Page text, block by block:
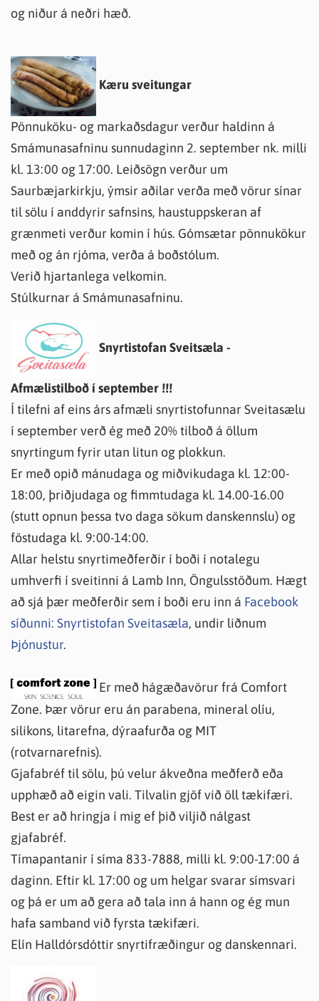
og niður á neðri hæð.
Kæru sveitungar
Pönnuköku- og markaðsdagur verður haldinn á
Smámunasafninu sunnudaginn 2. september nk. milli
kl. 13:00 og 17:00. Leiðsögn verður um
Saurbæjarkirkju, ýmsir aðilar verða með vörur sínar
til sölu í anddyrir safnsins, haustuppskeran af
grænmeti verður komin í hús. Gómsætar pönnukökur
með og án rjóma, verða á boðstólum.
Verið hjartanlega velkomin.
Stúlkurnar á Smámunasafninu.
Snyrtistofan Sveitsæla -
Afmælistilboð í september !!!
Í tilefni af eins árs afmæli snyrtistofunnar Sveitasælu
í september verð ég með 20% tilboð á öllum
snyrtingum fyrir utan litun og plokkun.
Er með opið mánudaga og miðvikudaga kl. 12:00-
18:00, þriðjudaga og fimmtudaga kl. 14.00-16.00
(stutt opnun þessa tvo daga sökum danskennslu) og
föstudaga kl. 9:00-14:00.
Allar helstu snyrtimeðferðir í boði í notalegu
umhverfi í sveitinni á Lamb Inn, Öngulsstöðum. Hægt
að sjá þær meðferðir sem í boði eru inn á Facebook
síðunni: Snyrtistofan Sveitasæla, undir liðnum
Þjónustur.
Er með hágæðavörur frá Comfort
Zone. Þær vörur eru án parabena, mineral olíu,
silikons, litarefna, dýraafurða og MIT
(rotvarnarefnis).
Gjafabréf til sölu, þú velur ákveðna meðferð eða
upphæð að eigin vali. Tilvalin gjöf við öll tækifæri.
Best er að hringja í mig ef þið viljið nálgast
gjafabréf.
Tímapantanir í síma 833-7888, milli kl. 9:00-17:00 á
daginn. Eftir kl. 17:00 og um helgar svarar símsvari
og þá er um að gera að tala inn á hann og ég mun
hafa samband við fyrsta tækifæri.
Elín Halldórsdóttir snyrtifræðingur og danskennari.